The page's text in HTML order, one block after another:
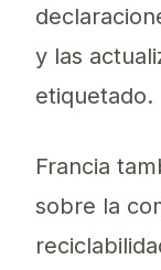
y las
etiquetado.
Francia
sobre la